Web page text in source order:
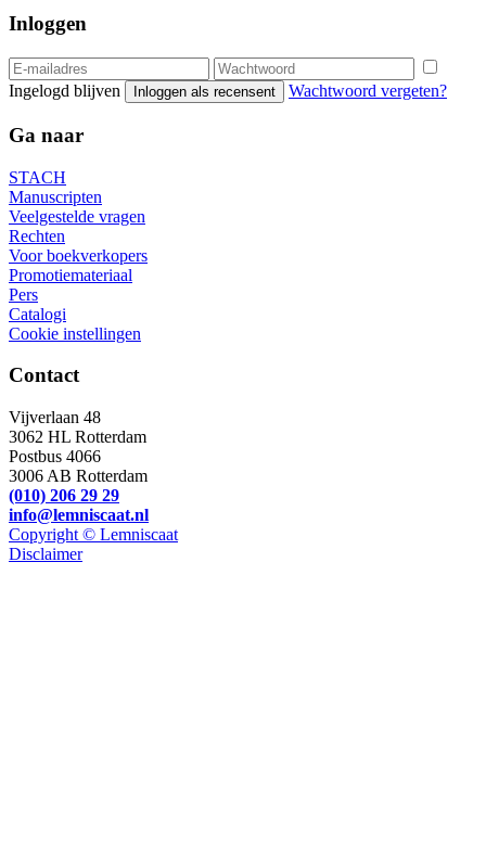
Inloggen
Ingelogd blijven Inloggen als recensent Wachtwoord vergeten?
Ga naar
STACH
Manuscripten
Veelgestelde vragen
Rechten
Voor boekverkopers
Promotiemateriaal
Pers
Catalogi
Cookie instellingen
Contact
Vijverlaan 48
3062 HL Rotterdam
Postbus 4066
3006 AB Rotterdam
(010) 206 29 29
info@lemniscaat.nl
Copyright © Lemniscaat
Disclaimer